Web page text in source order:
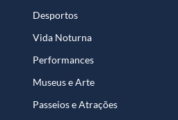
Desportos
Vida Noturna
Performances
Museus e Arte
Passeios e Atrações